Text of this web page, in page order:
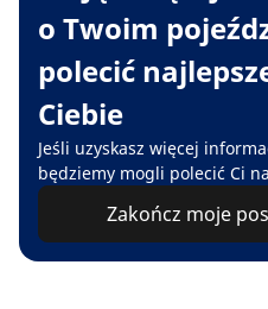
o Twoim
polecić
Ciebie
Jeśli uzyskasz więcej
będziemy mogli polecić Ci
Zakończ moje